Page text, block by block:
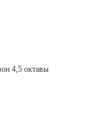
4,5 октавы